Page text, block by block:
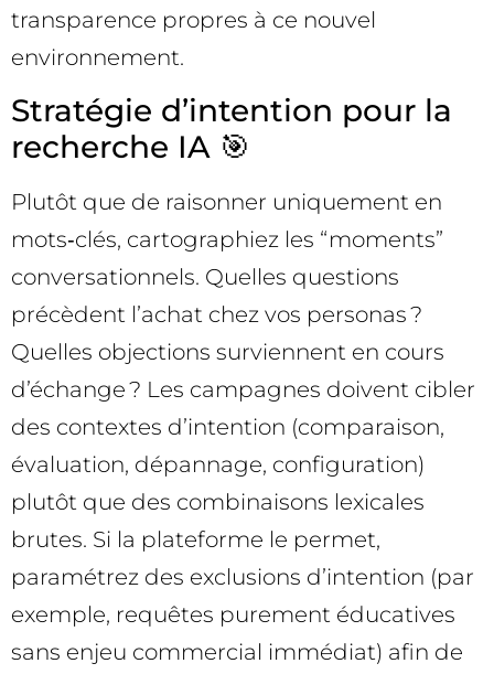
transparence propres à ce nouvel
environnement.
Stratégie d’intention pour la
recherche IA 🎯
Plutôt que de raisonner uniquement en
mots‑clés, cartographiez les “moments”
conversationnels. Quelles questions
précèdent l’achat chez vos personas ?
Quelles objections surviennent en cours
d’échange ? Les campagnes doivent cibler
des contextes d’intention (comparaison,
évaluation, dépannage, configuration)
plutôt que des combinaisons lexicales
brutes. Si la plateforme le permet,
paramétrez des exclusions d’intention (par
exemple, requêtes purement éducatives
sans enjeu commercial immédiat) afin de